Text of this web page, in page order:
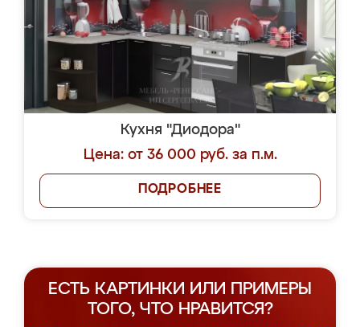
Кухня "Диодора"
Цена: от 36 000 руб. за п.м.
ПОДРОБНЕЕ
ЕСТЬ КАРТИНКИ ИЛИ ПРИМЕРЫ
ТОГО, ЧТО НРАВИТСЯ?